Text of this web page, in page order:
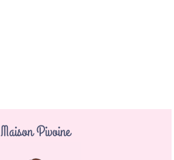
Maison Pivoine